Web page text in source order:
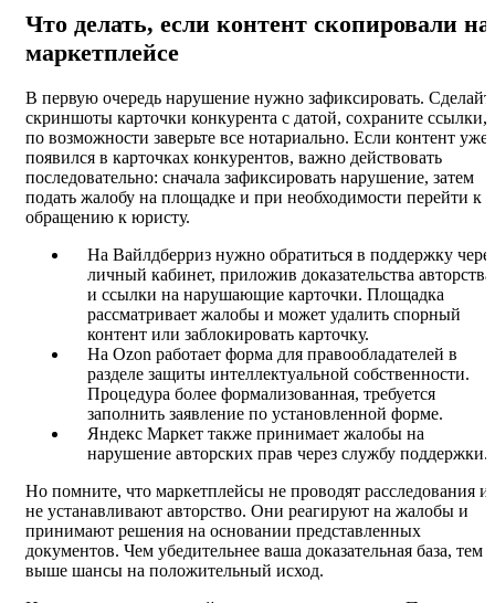
Что делать, если контент скопировали на
маркетплейсе
В первую очередь нарушение нужно зафиксировать.
скриншоты карточки конкурента с датой, сохраните ссылки,
по возможности заверьте все нотариально. Если контент уже
появился в карточках конкурентов, важно действовать
последовательно: сначала зафиксировать нарушение, затем
подать жалобу на площадке и при необходимости перейти к
обращению к юристу.
На Вайлдберриз нужно обратиться в поддержку
личный кабинет, приложив доказательства авторства
и ссылки на нарушающие карточки. Площадка
рассматривает жалобы и может удалить спорный
контент или заблокировать карточку.
На Ozon работает форма для правообладателей в
разделе защиты интеллектуальной собственности.
Процедура более формализованная, требуется
заполнить заявление по установленной форме.
Яндекс Маркет также принимает жалобы на
нарушение авторских прав через службу поддержки.
Но помните, что маркетплейсы не проводят расследования и
не устанавливают авторство. Они реагируют на жалобы и
принимают решения на основании представленных
документов. Чем убедительнее ваша доказательная база, тем
выше шансы на положительный исход.